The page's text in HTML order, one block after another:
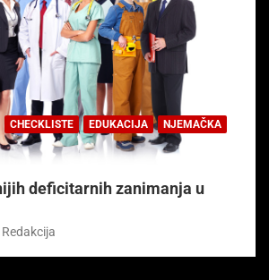
CHECKLISTE EDUKACIJA
NJEMAČKA
deficitarnih zanimanja u
Redakcija